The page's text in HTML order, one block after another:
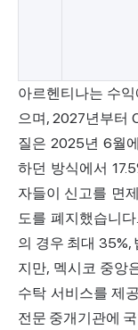
아르헨티나는 수
으며, 2027년부터
질은 2025년 6월
하던 방식에서
자들이 신고를 면
도를 폐지했습니다.
의 경우 최대 35%,
지만, 멕시코 중앙
수탁 서비스를 제
전문 중개기관에